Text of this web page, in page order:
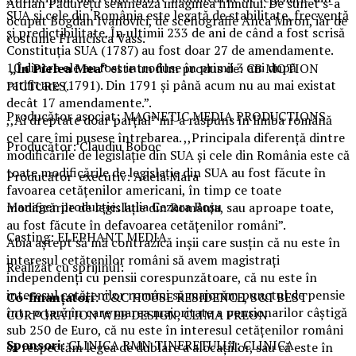
SUA și cele din România este legată de stabilitate, frecvență
și predictibilitate. În ultimii 233 de ani de când a fost scrisă
Constituția SUA (1787) au fost doar 27 de amendamente.
10 dintre ele au fost introduse în primii 3 ani după
ratificare (1791). Din 1791 și până acum nu au mai existat
decât 17 amendamente.”.
,,Ai dreptate doar parțial” mi-a răspuns în limba română
cel care îmi pusese întrebarea. ,,Principala diferență dintre
modificările de legislație din SUA și cele din România este că
toate modificările de legislație din SUA au fost făcute în
favoarea cetățenilor americani, în timp ce toate
modificările de legislație din România, sau aproape toate,
au fost făcute în defavoarea cetățenilor români”.
Abia aștept să mă contrazică inșii care susțin că nu este în
interesul cetățenilor români să avem magistrați
independenți cu pensii corespunzătoare, că nu este în
interesul cetățenilor români să majorăm punctul de pensie
într-o țară în care marea majoritate a pensionarilor câștigă
sub 250 de Euro, că nu este în interesul cetățenilor români
să respectăm legea de dublare a alocațiilor, sau că este în
ocupat Bogdan Ivanovici, de scenografie Anca Miron, iar de
costume Francisca Vass.
„În Pielea Mea”este un film produs de: CB MOTION
PICTURES.
Producător asociat: MAGNETIC MEDIA PRODUCTIONS
Producător: Claudiu Boboc
Producător executiv: Adela Mara
Manager producție: Iulia Cezara Roșu
Casting: ELEPHANT MEDIA
Realizat cu sprijinul:
Co-finanțatori:C&C HOUSE RESIDENCE, S&I BEST
CORPORATION WEB DESIGN, CLIMA FREON
Sponsori: CLINICA RMN TINERETULUI; CLINICA